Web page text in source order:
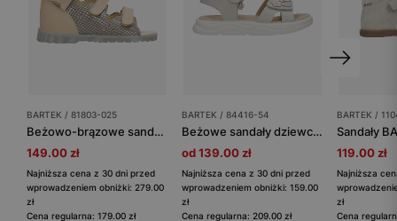
BARTEK / 81803-025
Beżowo-brązowe sandały profilaktyczne dla dziewczynki BARTEK 81803-025
149.00 zł
Najniższa cena z 30 dni przed
wprowadzeniem obniżki: 279.00
zł
Cena regularna: 179.00 zł
BARTEK / 84416-54
Beżowe sandały dziewczęce z kwiatami BARTEK 84416-54
od 139.00 zł
Najniższa cena z 30 dni przed
wprowadzeniem obniżki: 159.00
zł
Cena regularna: 209.00 zł
BARTEK /
119.00 zł
Najniższa
zł
Cena